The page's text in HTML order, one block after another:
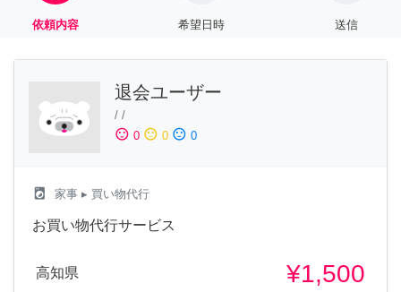
依頼内容 希望日時 送信
退会ユーザー
/ /
sentiment_satisfied 0 sentiment_neutral 0 sentiment_dissatisfied 0
local_laundry_service 家事 ▸ 買い物代行
お買い物代行サービス
高知県 ¥1,500